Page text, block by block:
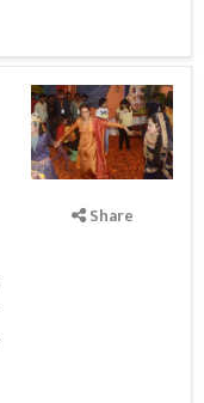
Share